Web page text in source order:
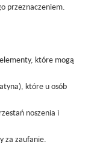
przeznaczeniem.
które mogą
które u osób
noszenia i
za zaufanie.